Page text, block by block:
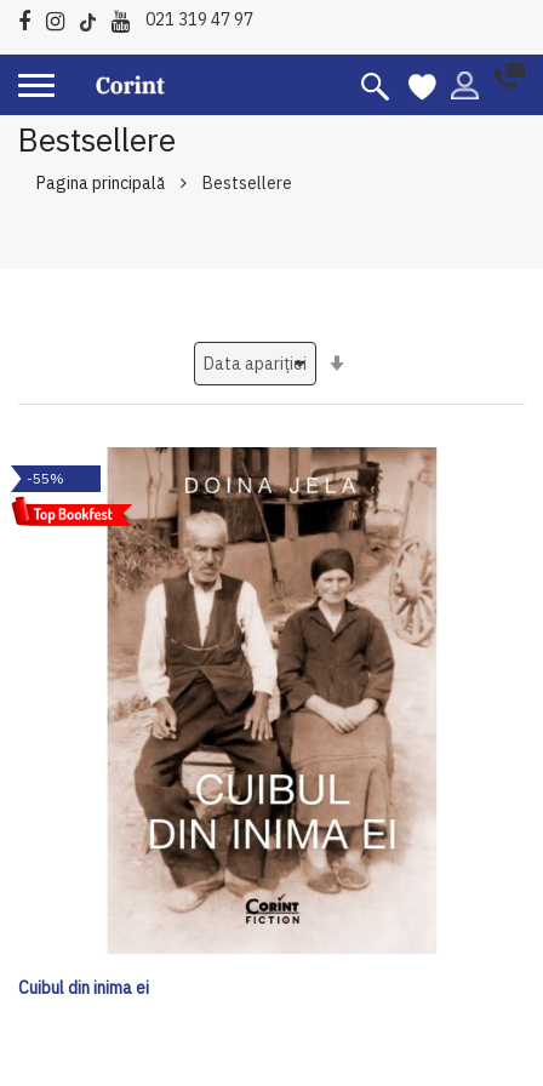
021 319 47 97
Bestsellere
Pagina principală Bestsellere
-55%
Cuibul din inima ei